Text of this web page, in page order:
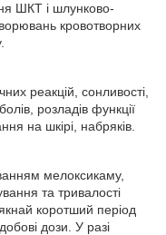
ШКТ і шлунково-
кровотворних
реакцій, сонливості,
розладів функції
на шкірі, набряків.
мелоксикаму,
та тривалості
коротший період
дози. У разі